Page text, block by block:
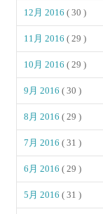
12月 2016( 30 )
11月 2016( 29 )
10月 2016( 29 )
9月 2016( 30 )
8月 2016( 29 )
7月 2016( 31 )
6月 2016( 29 )
5月 2016( 31 )